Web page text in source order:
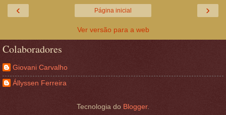
‹ ›
Página inicial
Ver versão para a web
Colaboradores
Giovani Carvalho
Állyssen Ferreira
Tecnologia do Blogger.